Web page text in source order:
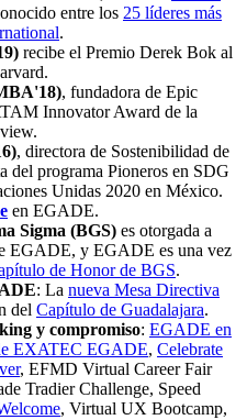
entre los 25 líderes más
.
recibe el Premio Derek Bok al
, fundadora de Epic
Innovator Award de la
, directora de Sostenibilidad de
del programa Pioneros en SDG
Unidas 2020 en México.
en EGADE.
Sigma (BGS) es otorgada a
EGADE, y EGADE es una vez
de Honor de BGS.
: La nueva Mesa Directiva
del Capítulo de Guadalajara.
y compromiso: EGADE en
EXATEC EGADE, Celebrate
, EFMD Virtual Career Fair
Tradier Challenge, Speed
, Virtual UX Bootcamp,